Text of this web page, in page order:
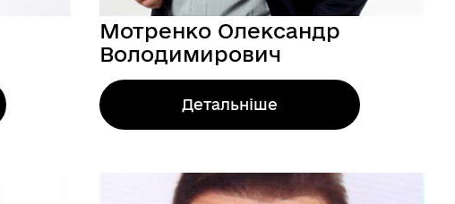
Мотренко Олександр
Володимирович
Детальніше